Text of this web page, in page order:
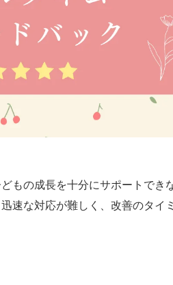
もの成長を十分にサポートでき
速な対応が難しく、改善のタイ